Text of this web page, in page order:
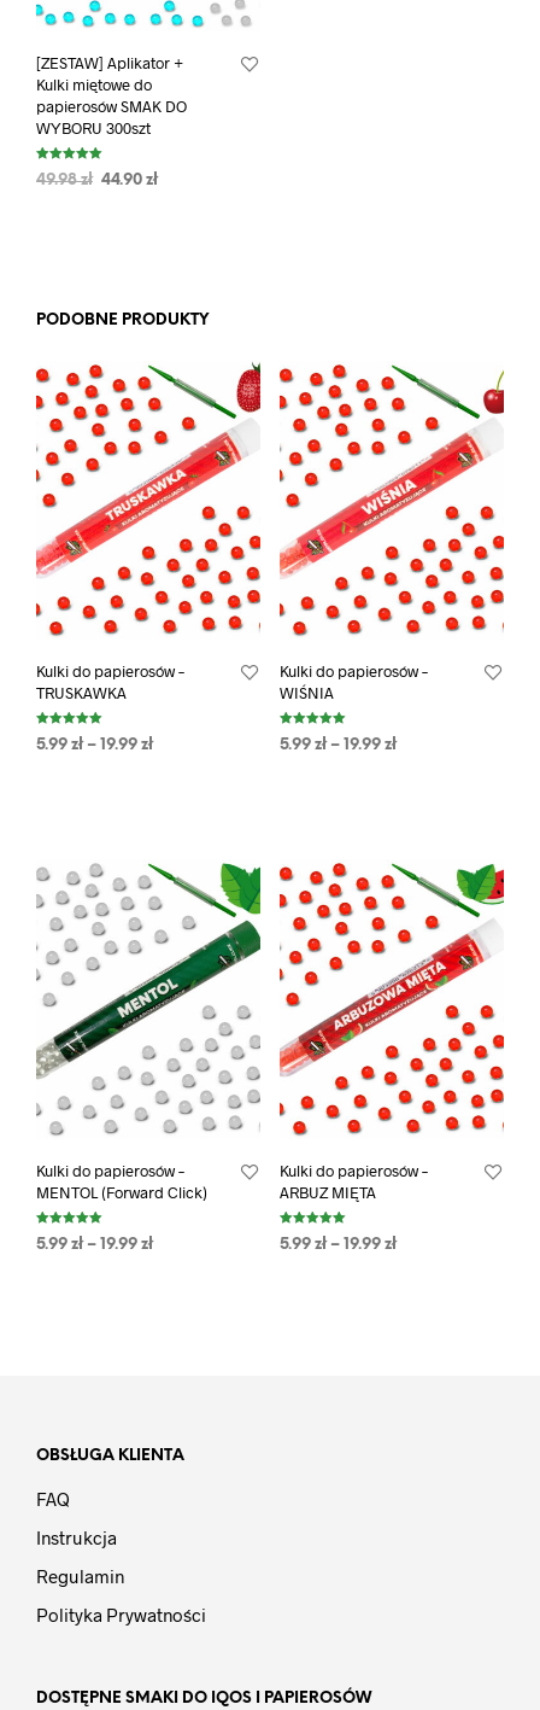
[ZESTAW] Aplikator +
Kulki miętowe do
papierosów SMAK DO
WYBORU 300szt
Oceniono
5.00
49.98zł 44.90 zł
PODOBNE PRODUKTY
Kulki do papierosów –
TRUSKAWKA
Oceniono
5.00
5.99 zł– 19.99 zł
Kulki do papierosów –
WIŚNIA
Oceniono
5.00
5.99 zł– 19.99 zł
Kulki do papierosów –
MENTOL (Forward Click)
Oceniono
5.00
5.99 zł– 19.99 zł
Kulki do papierosów –
ARBUZ MIĘTA
Oceniono
5.00
5.99 zł– 19.99 zł
OBSŁUGA KLIENTA
FAQ
Instrukcja
Regulamin
Polityka Prywatności
DOSTĘPNE SMAKI DO IQOS I PAPIEROSÓW